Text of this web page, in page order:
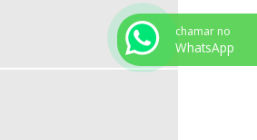
chamar no
WhatsApp